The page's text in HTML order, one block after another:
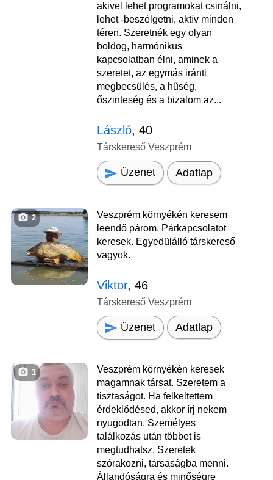
akivel lehet programokat csinálni,
lehet -beszélgetni, aktív minden
téren. Szeretnék egy olyan
boldog, harmónikus
kapcsolatban élni, aminek a
szeretet, az egymás iránti
megbecsülés, a hűség,
őszinteség és a bizalom az...
László, 40
Társkereső Veszprém
Üzenet Adatlap
2
Veszprém környékén keresem
leendő párom. Párkapcsolatot
keresek. Egyedülálló társkereső
vagyok.
Viktor, 46
Társkereső Veszprém
Üzenet Adatlap
1
Veszprém környékén keresek
magamnak társat. Szeretem a
tisztaságot. Ha felkeltettem
érdeklődésed, akkor írj nekem
nyugodtan. Személyes
találkozás után többet is
megtudhatsz. Szeretek
szórakozni, társaságba menni.
Állandóságra és minőségre